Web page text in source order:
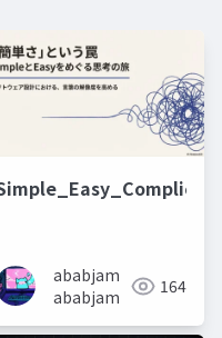
ababjam
ababjam
164